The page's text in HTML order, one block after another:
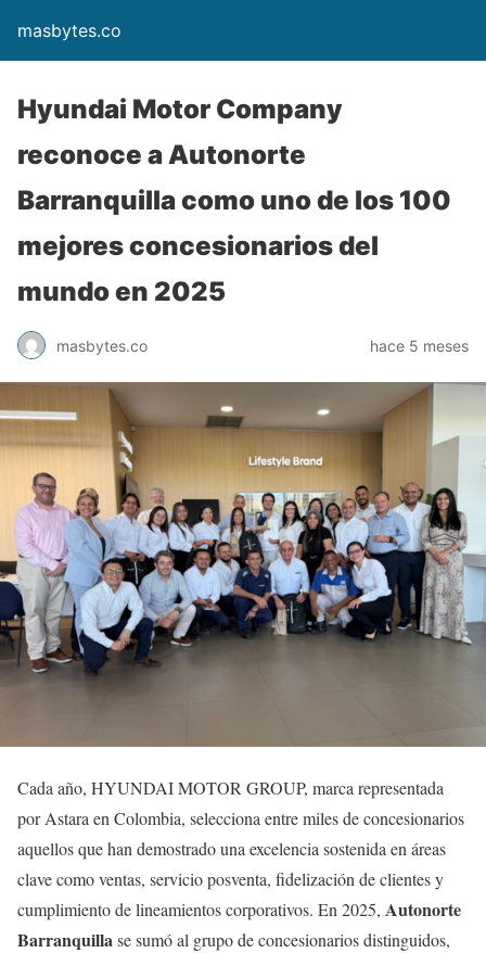
masbytes.co
Hyundai Motor Company
reconoce a Autonorte
Barranquilla como uno de los 100
mejores concesionarios del
mundo en 2025
masbytes.co hace 5 meses
Cada año, HYUNDAI MOTOR GROUP, marca representada
por Astara en Colombia, selecciona entre miles de concesionarios
aquellos que han demostrado una excelencia sostenida en áreas
clave como ventas, servicio posventa, fidelización de clientes y
cumplimiento de lineamientos corporativos. En 2025, Autonorte
Barranquillase sumó al grupo de concesionarios distinguidos,